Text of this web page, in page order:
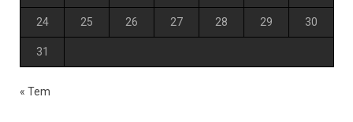
24 25 26 27 28 29 30
31
« Tem